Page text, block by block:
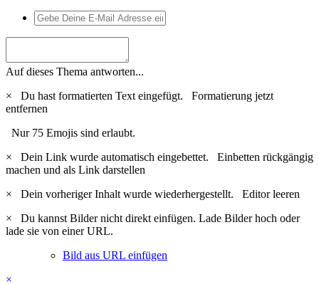
Auf dieses Thema antworten...
×
Du hast formatierten Text eingefügt. Formatierung jetzt
entfernen
Nur 75 Emojis sind erlaubt.
×
Dein Link wurde automatisch eingebettet. Einbetten rückgängig
machen und als Link darstellen
×
Dein vorheriger Inhalt wurde wiederhergestellt. Editor leeren
×
Du kannst Bilder nicht direkt einfügen. Lade Bilder hoch oder
lade sie von einer URL.
Bild aus URL einfügen
×